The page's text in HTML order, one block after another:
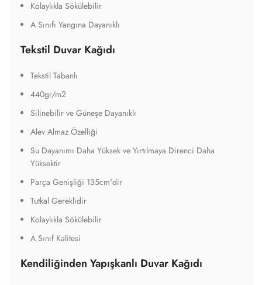
Kolaylıkla Sökülebilir
A Sınıfı Yangına Dayanıklı
Tekstil Duvar Kağıdı
Tekstil Tabanlı
440gr/m2
Silinebilir ve Güneşe Dayanıklı
Alev Almaz Özelliği
Su Dayanımı Daha Yüksek ve Yırtılmaya Direnci Daha
Yüksektir
Parça Genişliği 135cm'dir
Tutkal Gereklidir
Kolaylıkla Sökülebilir
A Sınıf Kalitesi
Kendiliğinden Yapışkanlı Duvar Kağıdı